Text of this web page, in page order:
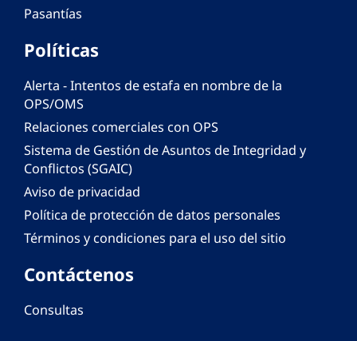
Pasantías
Políticas
Alerta - Intentos de estafa en nombre de la
OPS/OMS
Relaciones comerciales con OPS
Sistema de Gestión de Asuntos de Integridad y
Conflictos (SGAIC)
Aviso de privacidad
Política de protección de datos personales
Términos y condiciones para el uso del sitio
Contáctenos
Consultas